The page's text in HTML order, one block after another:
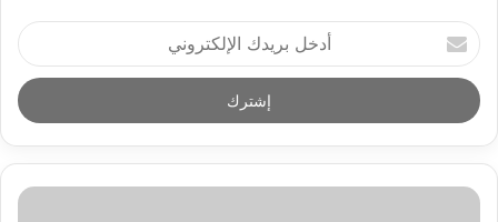
أ
د
خ
ل
ر
د